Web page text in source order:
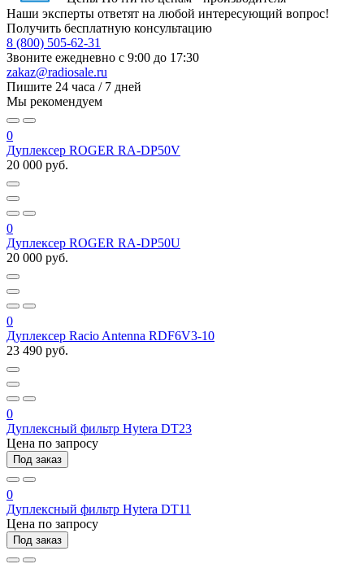
Наши эксперты ответят на любой интересующий вопрос!
Получить бесплатную консультацию
8 (800) 505-62-31
Звоните ежедневно с 9:00 до 17:30
zakaz@radiosale.ru
Пишите 24 часа / 7 дней
Мы рекомендуем
0
Дуплексер ROGER RA-DP50V
20 000 руб.
0
Дуплексер ROGER RA-DP50U
20 000 руб.
0
Дуплексер Racio Antenna RDF6V3-10
23 490 руб.
0
Дуплексный фильтр Hytera DT23
Цена по запросу
Под заказ
0
Дуплексный фильтр Hytera DT11
Цена по запросу
Под заказ